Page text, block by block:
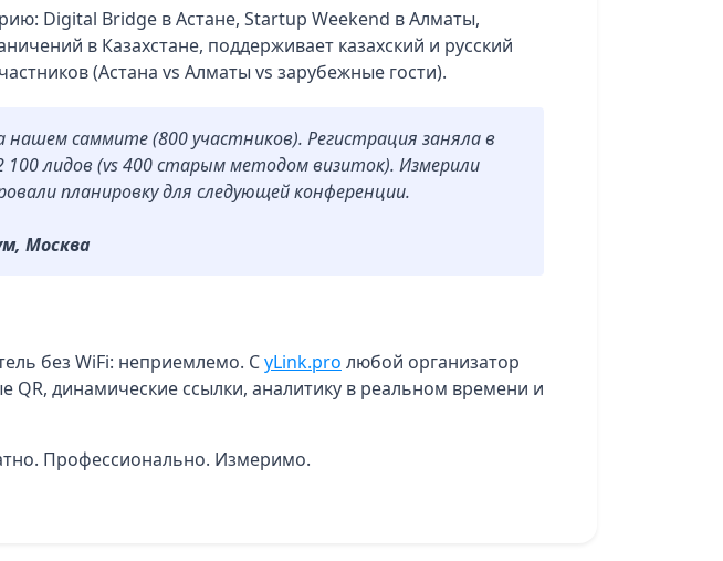
Digital Bridge в Астане, Startup Weekend в Алматы,
в Казахстане, поддерживает казахский и русский
(Астана vs Алматы vs зарубежные гости).
нашем саммите (800 участников). Регистрация заняла в
100 лидов (vs 400 старым методом визиток). Измерили
планировку для следующей конференции.
Москва
без WiFi: неприемлемо. СyLink.pro любой организатор
QR, динамические ссылки, аналитику в реальном времени и
Профессионально. Измеримо.